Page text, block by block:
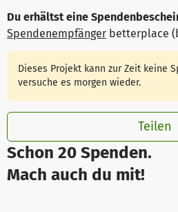
Schon 20 Spenden.
Mach auch du mit!
Du erhältst eine
Spendenempfänger betterplace
Dieses Projekt kann zur Zeit keine
versuche es morgen wieder.
Teilen